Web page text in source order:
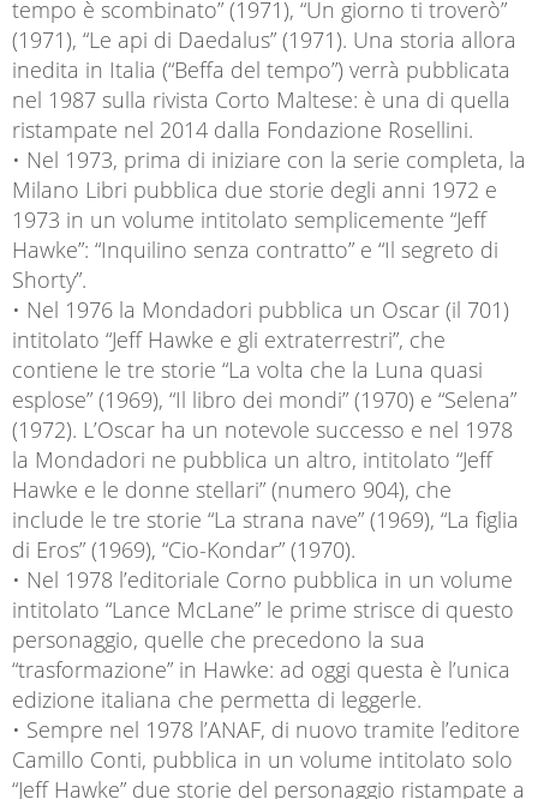
tempo è scombinato” (1971), “Un giorno ti troverò”
(1971), “Le api di Daedalus” (1971). Una storia allora
inedita in Italia (“Beffa del tempo”) verrà pubblicata
nel 1987 sulla rivista Corto Maltese: è una di quella
ristampate nel 2014 dalla Fondazione Rosellini.
• Nel 1973, prima di iniziare con la serie completa, la
Milano Libri pubblica due storie degli anni 1972 e
1973 in un volume intitolato semplicemente “Jeff
Hawke”: “Inquilino senza contratto” e “Il segreto di
Shorty”.
• Nel 1976 la Mondadori pubblica un Oscar (il 701)
intitolato “Jeff Hawke e gli extraterrestri”, che
contiene le tre storie “La volta che la Luna quasi
esplose” (1969), “Il libro dei mondi” (1970) e “Selena”
(1972). L’Oscar ha un notevole successo e nel 1978
la Mondadori ne pubblica un altro, intitolato “Jeff
Hawke e le donne stellari” (numero 904), che
include le tre storie “La strana nave” (1969), “La figlia
di Eros” (1969), “Cio-Kondar” (1970).
• Nel 1978 l’editoriale Corno pubblica in un volume
intitolato “Lance McLane” le prime strisce di questo
personaggio, quelle che precedono la sua
“trasformazione” in Hawke: ad oggi questa è l’unica
edizione italiana che permetta di leggerle.
• Sempre nel 1978 l’ANAF, di nuovo tramite l’editore
Camillo Conti, pubblica in un volume intitolato solo
“Jeff Hawke” due storie del personaggio ristampate a